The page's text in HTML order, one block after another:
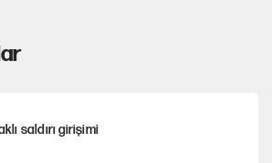
saldırı girişimi